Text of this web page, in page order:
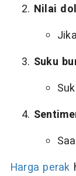
Nilai
Suku
Harga perak